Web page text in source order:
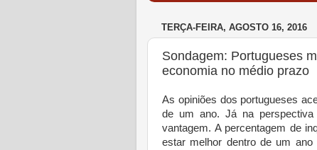
TERÇA-FEIRA, AGOSTO 16, 2016
Sondagem: Portugueses
economia no médio prazo
As opiniões dos portugueses
de um ano. Já na
vantagem. A percentagem de
estar melhor dentro de um